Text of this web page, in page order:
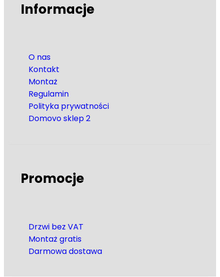
Informacje
O nas
Kontakt
Montaż
Regulamin
Polityka prywatności
Domovo sklep 2
Promocje
Drzwi bez VAT
Montaż gratis
Darmowa dostawa